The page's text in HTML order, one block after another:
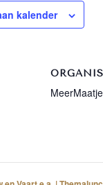
kalender